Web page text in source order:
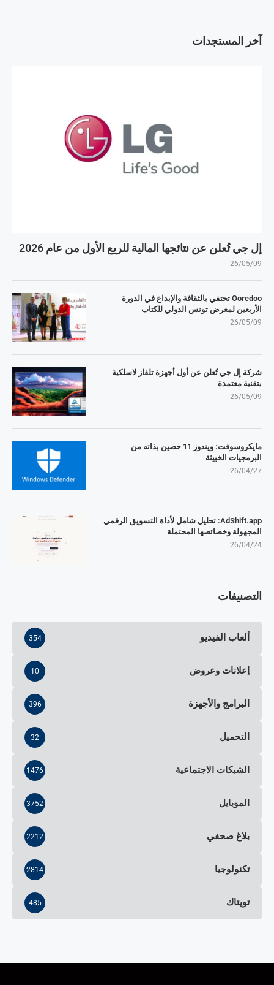
آخر المستجدات
إل جي تُعلن عن نتائجها المالية للربع الأول من عام 2026
26/05/09
Ooredoo تحتفي بالثقافة والإبداع في الدورة
الأربعين لمعرض تونس الدولي للكتاب
26/05/09
شركة إل جي تُعلن عن أول أجهزة تلفاز لاسلكية
بتقنية معتمدة
26/05/09
مايكروسوفت: ويندوز 11 حصين بذاته من
البرمجيات الخبيثة
26/04/27
AdShift.app: تحليل شامل لأداة التسويق الرقمي
المجهولة وخصائصها المحتملة
26/04/24
التصنيفات
ألعاب الفيديو 354
إعلانات وعروض 10
البرامج والأجهزة 396
التحميل 32
الشبكات الاجتماعية 1476
الموبايل 3752
بلاغ صحفي 2212
تكنولوجيا 2814
تويتاك 485